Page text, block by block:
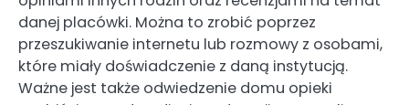
danej placówki. Można to zrobić poprzez
przeszukiwanie internetu lub rozmowy z osobami,
które miały doświadczenie z daną instytucją.
Ważne jest także odwiedzenie domu opieki